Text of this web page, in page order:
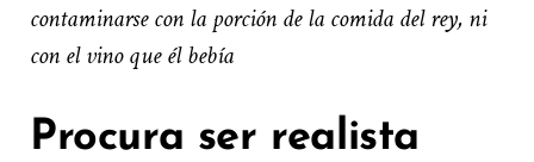
contaminarse con la porción de la comida del rey, ni
con el vino que él bebía
Procura ser realista